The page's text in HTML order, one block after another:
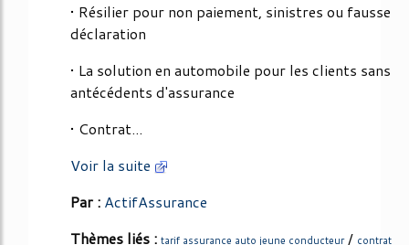
• Résilier pour non paiement, sinistres ou fausse
déclaration
• La solution en automobile pour les clients sans
antécédents d'assurance
• Contrat...
Voir la suite
Par : ActifAssurance
Thèmes liés : tarif assurance auto jeune conducteur/ contrat